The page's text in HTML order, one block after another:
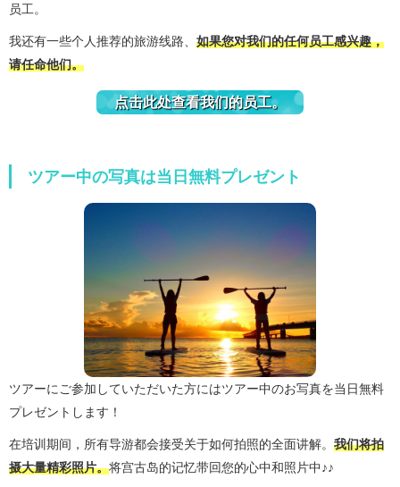
员工。
我还有一些个人推荐的旅游线路、 如果您对我们的任何员工感兴趣，
请任命他们。
点击此处查看我们的员工。
ツアー中の写真は当日無料プレゼント
ツアーにご参加していただいた方にはツアー中のお写真を当日無料
プレゼントします！
在培训期间，所有导游都会接受关于如何拍照的全面讲解。 我们将拍
摄大量精彩照片。将宫古岛的记忆带回您的心中和照片中♪♪